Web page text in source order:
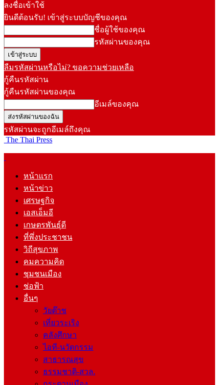
ลงชื่อเข้าใช้
ยินดีต้อนรับ! เข้าสู่ระบบบัญชีของคุณ
ชื่อผู้ใช้ของคุณ
รหัสผ่านของคุณ
ลืมรหัสผ่านหรือไม่? ขอความช่วยเหลือ
กู้คืนรหัสผ่าน
กู้คืนรหัสผ่านของคุณ
อีเมล์ของคุณ
รหัสผ่านจะถูกอีเมล์ถึงคุณ
The Thai Press
หน้าแรก
หน้าข่าว
เศรษฐกิจ
เอสเอ็มอี
เกษตรพันธุ์ดี
ที่พึ่งประชาชน
วิถีสุขภาพ
คมความคิด
ชุมชนเมือง
ช่อฟ้า
อื่นๆ
วัยต๊าช
เที่ยวระเริง
คลังศึกษา
ไอที-นวัตกรรม
สาธารณสุข
ธรรมชาติ-สวล.